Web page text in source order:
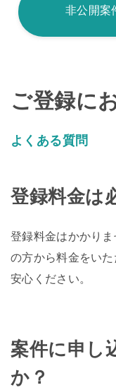
非公開案
ご登録に
よくある質問
登録料金は
登録料金はかかり
の方から料金をい
安心ください。
案件に申し
か？